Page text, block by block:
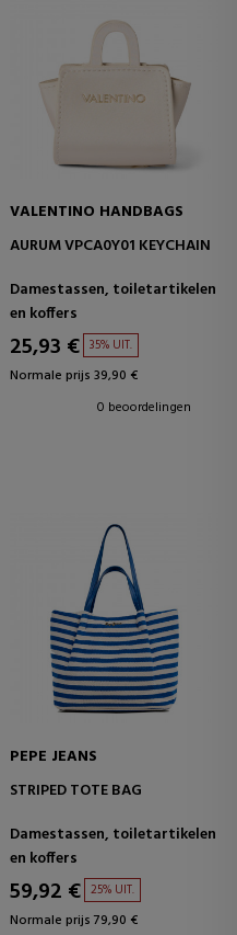
VALENTINO HANDBAGS
AURUM VPCA0Y01 KEYCHAIN
Damestassen, toiletartikelen
en koffers
25,93 € 35% UIT.
Normale prijs 39,90 €
0 beoordelingen
PEPE JEANS
STRIPED TOTE BAG
Damestassen, toiletartikelen
en koffers
59,92 € 25% UIT.
Normale prijs 79,90 €